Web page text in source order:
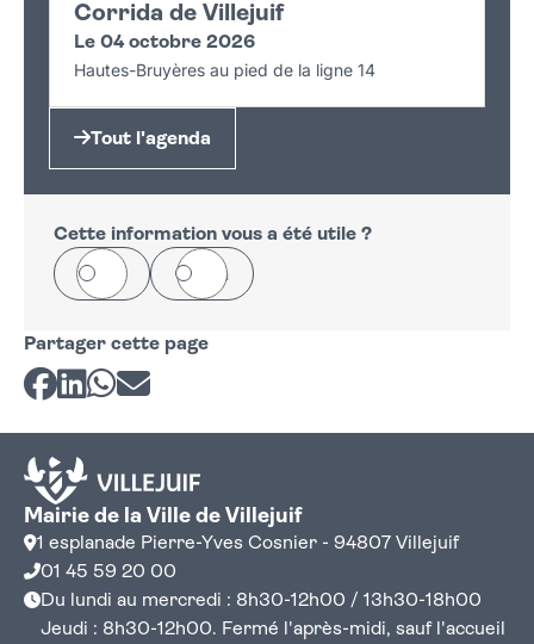
Corrida de Villejuif
Le 04 octobre 2026
Hautes-Bruyères au pied de la ligne 14
Tout l'agenda
Cette information vous a été utile ?
Oui Non
Partager cette page
Partager sur Facebook
Partager sur LinkedIn
Partager sur Whatsapp
Partager par courriel
Mairie de la Ville de Villejuif
1 esplanade Pierre-Yves Cosnier - 94807 Villejuif
01 45 59 20 00
Du lundi au mercredi : 8h30-12h00 / 13h30-18h00
Jeudi : 8h30-12h00. Fermé l'après-midi, sauf l'accueil